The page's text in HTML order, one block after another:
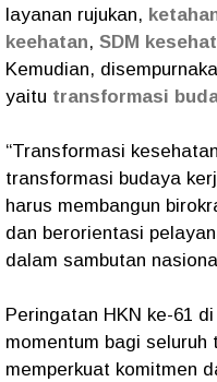
layanan rujukan,
keehatan, SDM
Kemudian,
yaitu transformasi
“Transformasi
transformasi budaya
harus membangun
dan berorientasi
dalam sambutan
Peringatan HKN ke-61
momentum bagi
memperkuat komitmen